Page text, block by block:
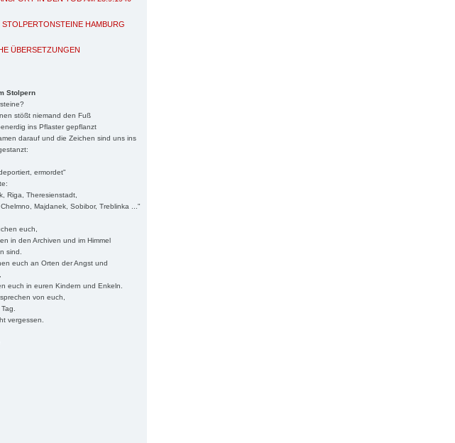
HAMBURG
ÜBERSETZUNGEN
Stolpern
stößt niemand den Fuß
ins Pflaster gepflanzt
darauf und die Zeichen sind uns ins
ermordet"
Riga, Theresienstadt,
Majdanek, Sobibor, Treblinka ..."
euch,
in den Archiven und im Himmel
sind.
euch an Orten der Angst und
euch in euren Kindern und Enkeln.
von euch,
vergessen.